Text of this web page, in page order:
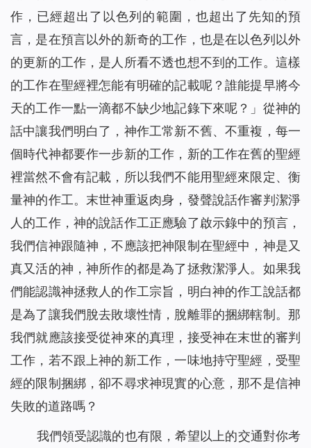
作，已經超出了以色列的範圍，也超出了先知的預
言，是在預言以外的新奇的工作，也是在以色列以外
的更新的工作，是人所看不透也想不到的工作。這樣
的工作在聖經裡怎能有明確的記載呢？誰能提早將今
天的工作一點一滴都不缺少地記錄下來呢？ 」從神的
話中讓我們明白了，神作工常新不舊、不重複，每一
個時代神都要作一步新的工作，新的工作在舊的聖經
裡當然不會有記載，所以我們不能用聖經來限定、衡
量神的作工。末世神重返肉身，發聲說話作審判潔淨
人的工作，神的說話作工正應驗了啟示錄中的預言，
我們信神跟隨神，不應該把神限制在聖經中，神是又
真又活的神，神所作的都是為了拯救潔淨人。如果我
們能認識神拯救人的作工宗旨，明白神的作工說話都
是為了讓我們脫去敗壞性情，脫離罪的捆綁轄制。那
我們就應該接受從神來的真理，接受神在末世的審判
工作，若不跟上神的新工作，一味地持守聖經，受聖
經的限制捆綁，卻不尋求神現實的心意，那不是信神
失敗的道路嗎？
我們領受認識的也有限，希望以上的交通對你考